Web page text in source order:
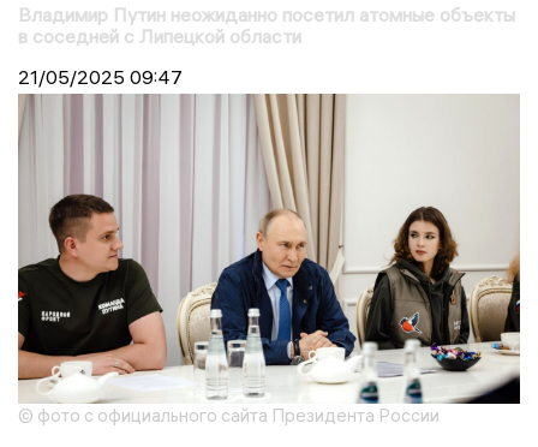
Владимир Путин неожиданно посетил атомные объекты
в соседней с Липецкой области
21/05/2025 09:47
© фото с официального сайта Президента России